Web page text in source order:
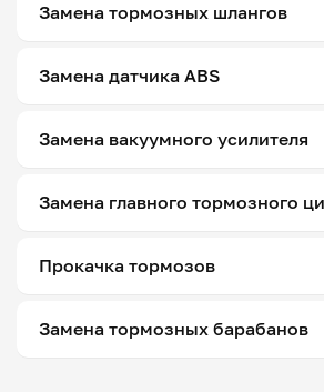
Замена тормозных шлангов
Замена датчика ABS
Замена вакуумного усилителя
Замена главного тормозного
Прокачка тормозов
Замена тормозных барабанов